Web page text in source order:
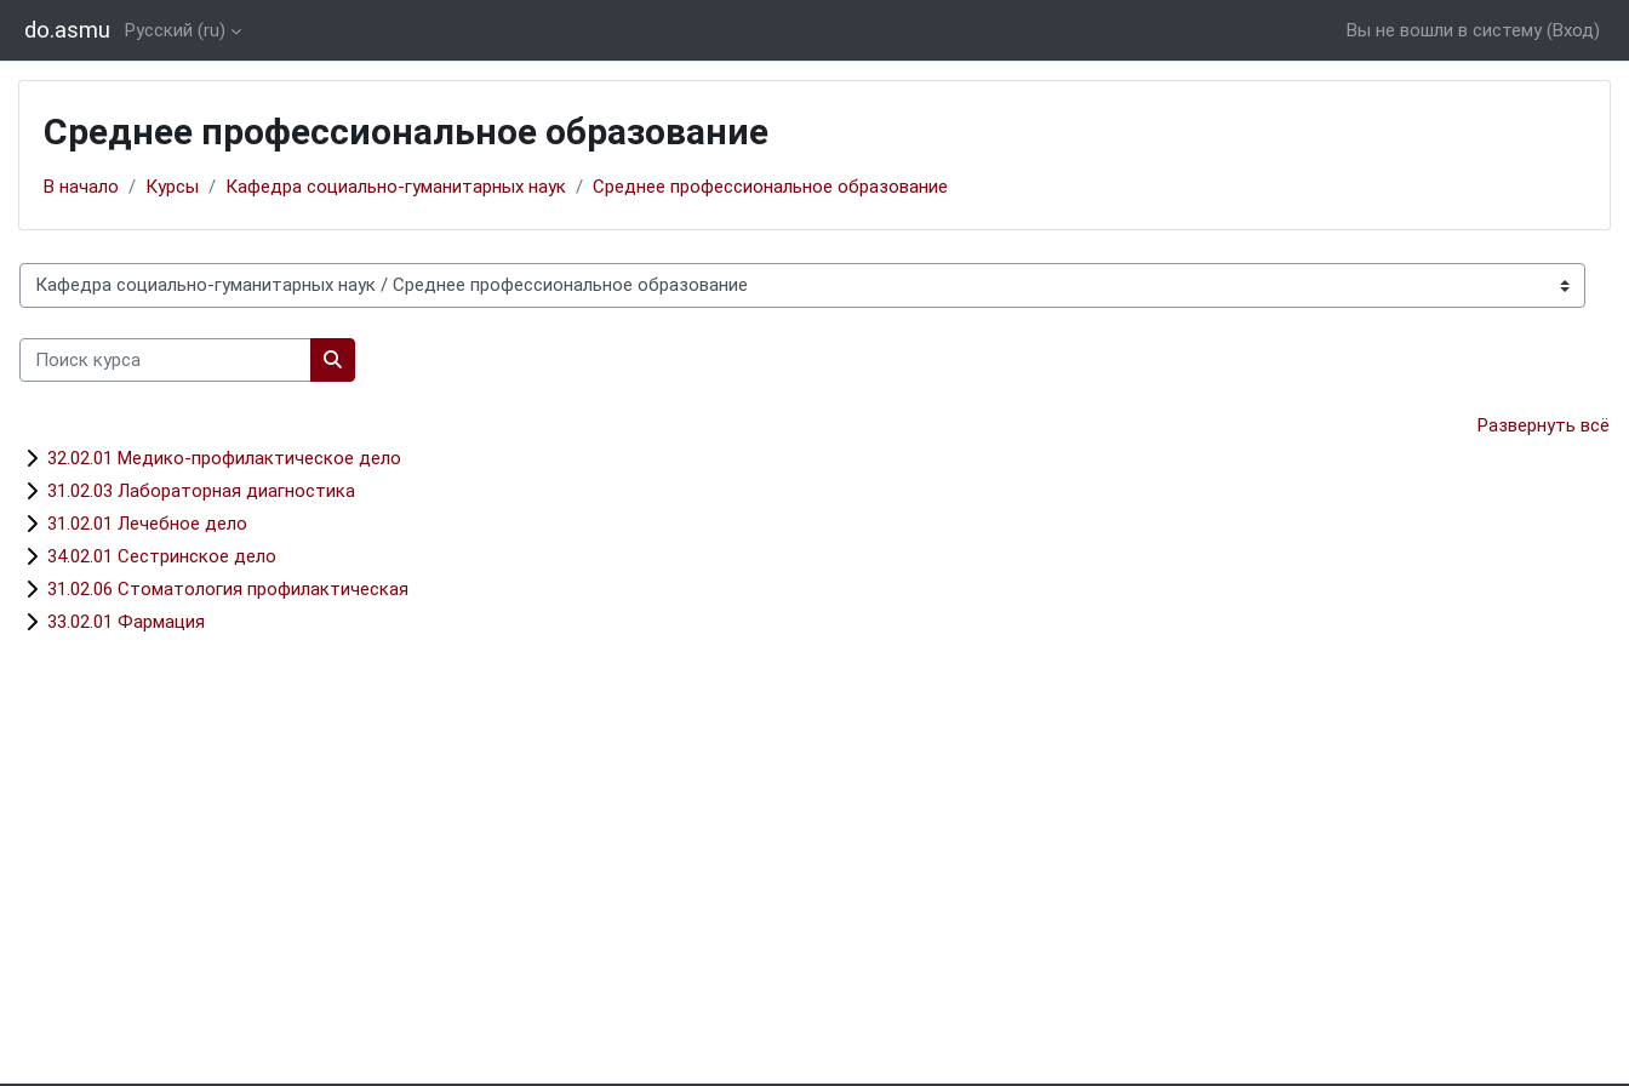
do.asmu Русский ‎(ru)‎ Вы не вошли в систему (Вход)
Среднее профессиональное образование
В начало Курсы Кафедра социально-гуманитарных наук Среднее профессиональное образование
Категории курсов
Поиск курса
Поиск курса
Развернуть всё
32.02.01 Медико-профилактическое дело
31.02.03 Лабораторная диагностика
31.02.01 Лечебное дело
34.02.01 Сестринское дело
31.02.06 Стоматология профилактическая
33.02.01 Фармация